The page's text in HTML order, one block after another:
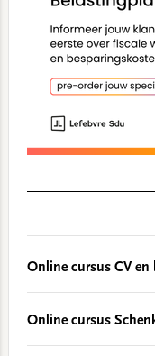
Online cursus CV
Online cursus